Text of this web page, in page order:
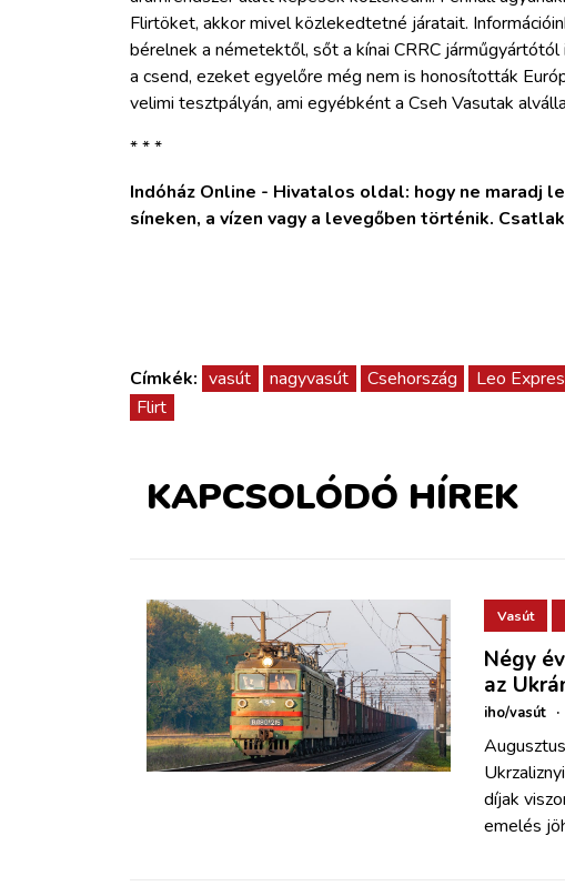
Flirtöket, akkor mivel közlekedtetné járatait.
bérelnek a németektől, sőt a kínai CRRC
a csend, ezeket egyelőre még nem is honosították
velimi tesztpályán, ami egyébként a Cseh Vasutak
* * *
Indóház Online - Hivatalos oldal: hogy ne maradj
síneken, a vízen vagy a levegőben történik.
Címkék: vasút nagyvasút Csehország Leo
Flirt
KAPCSOLÓDÓ HÍREK
Vasút
Négy
az
iho/vasút ·
díjak
emelés